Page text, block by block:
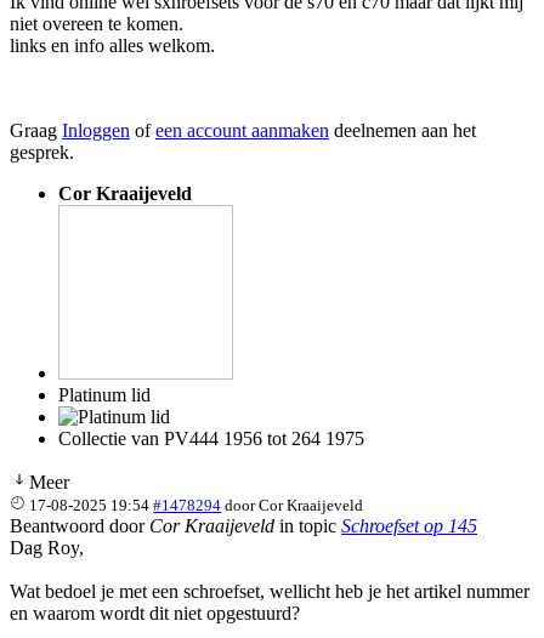
niet overeen te komen.
links en info alles welkom.
Graag Inloggen ofeen account aanmaken deelnemen aan het
gesprek.
Cor Kraaijeveld
Platinum lid
Collectie van PV444 1956 tot 264 1975
Meer
17-08-2025 19:54 #1478294 doorCor Kraaijeveld
Beantwoord door Cor Kraaijeveld in topic Schroefset op 145
Dag Roy,
Wat bedoel je met een schroefset, wellicht heb je het artikel nummer
en waarom wordt dit niet opgestuurd?